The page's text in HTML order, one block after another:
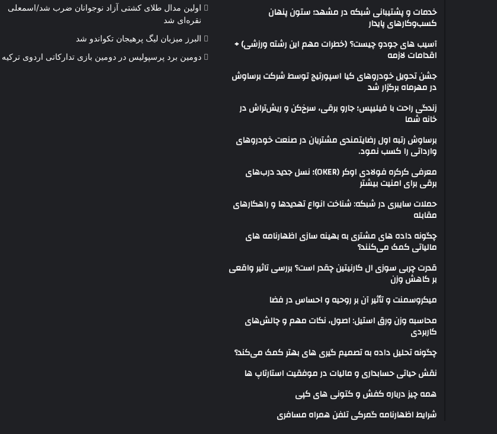
خدمات و پشتیبانی شبکه در مشهد؛ ستون پنهان
کسب‌وکارهای پایدار
آسیب های جودو چیست؟ (خطرات مهم این رشته ورزشی) +
اقدامات لازمه
جشن تحویل خودروهای کیا اسپورتیج توسط شرکت برساوش
در مهرماه برگزار شد
زندگی راحت با فیلیپس؛ جارو برقی، سرخ‌کن و ریش‌تراش در
خانه شما
برساوش رتبه اول رضایتمندی مشتریان در صنعت خودروهای
وارداتی را کسب نمود.
معرفی کرکره فولادی اوکر (OKER)؛ نسل جدید درب‌های
برقی برای امنیت بیشتر
حملات سایبری در شبکه: شناخت انواع تهدیدها و راهکارهای
مقابله
چگونه داده های مشتری به بهینه سازی اظهارنامه های
مالیاتی کمک می‌کنند؟
قدرت چربی سوزی ال کارنیتین چقدر است؟ بررسی تاثیر واقعی
بر کاهش وزن
میکروسمنت و تأثیر آن بر روحیه و احساس در فضا
محاسبه وزن ورق استیل: اصول، نکات مهم و چالش‌های
کاربردی
چگونه تحلیل داده به تصمیم گیری های بهتر کمک می‌کند؟
نقش حیاتی حسابداری و مالیات در موفقیت استارتاپ ها
همه چیز درباره کفش و کتونی های کپی
شرایط اظهارنامه گمرکی تلفن همراه مسافری
اولین مدال طلای کشتی آزاد نوجوانان ضرب شد/اسمعلی
نقره‌ای شد
البرز میزبان لیگ پرهیجان تکواندو شد
دومین برد پرسپولیس در دومین بازی تدارکاتی اردوی ترکیه